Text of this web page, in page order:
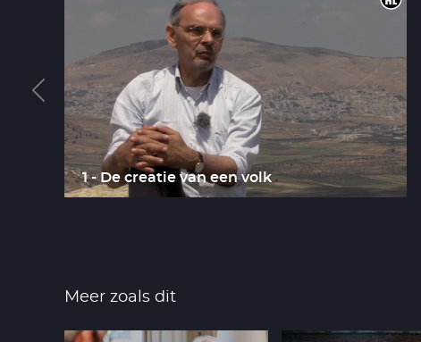
1 - De creatie van een volk
Meer zoals dit